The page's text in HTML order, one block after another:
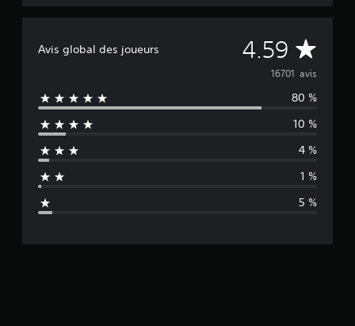
Avis global des joueurs 4.59 M
o
y
e
n
n
d
16701 avis
80 %
10 %
4 %
1 %
5 %